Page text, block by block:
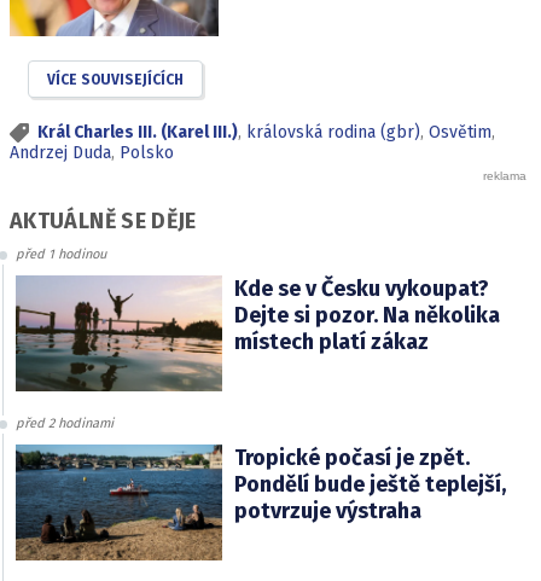
VÍCE SOUVISEJÍCÍCH
Král Charles III. (Karel III.), královská rodina (gbr), Osvětim,
Andrzej Duda, Polsko
AKTUÁLNĚ SE DĚJE
před 1 hodinou
Kde se v Česku vykoupat?
Dejte si pozor. Na několika
místech platí zákaz
před 2 hodinami
Tropické počasí je zpět.
Pondělí bude ještě teplejší,
potvrzuje výstraha